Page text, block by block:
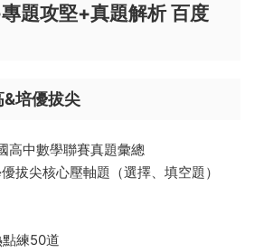
題攻堅+真題解析 百度
培優拔尖
高中數學聯賽真題彙總
拔尖核心壓軸題（選擇、填空題）
練50道